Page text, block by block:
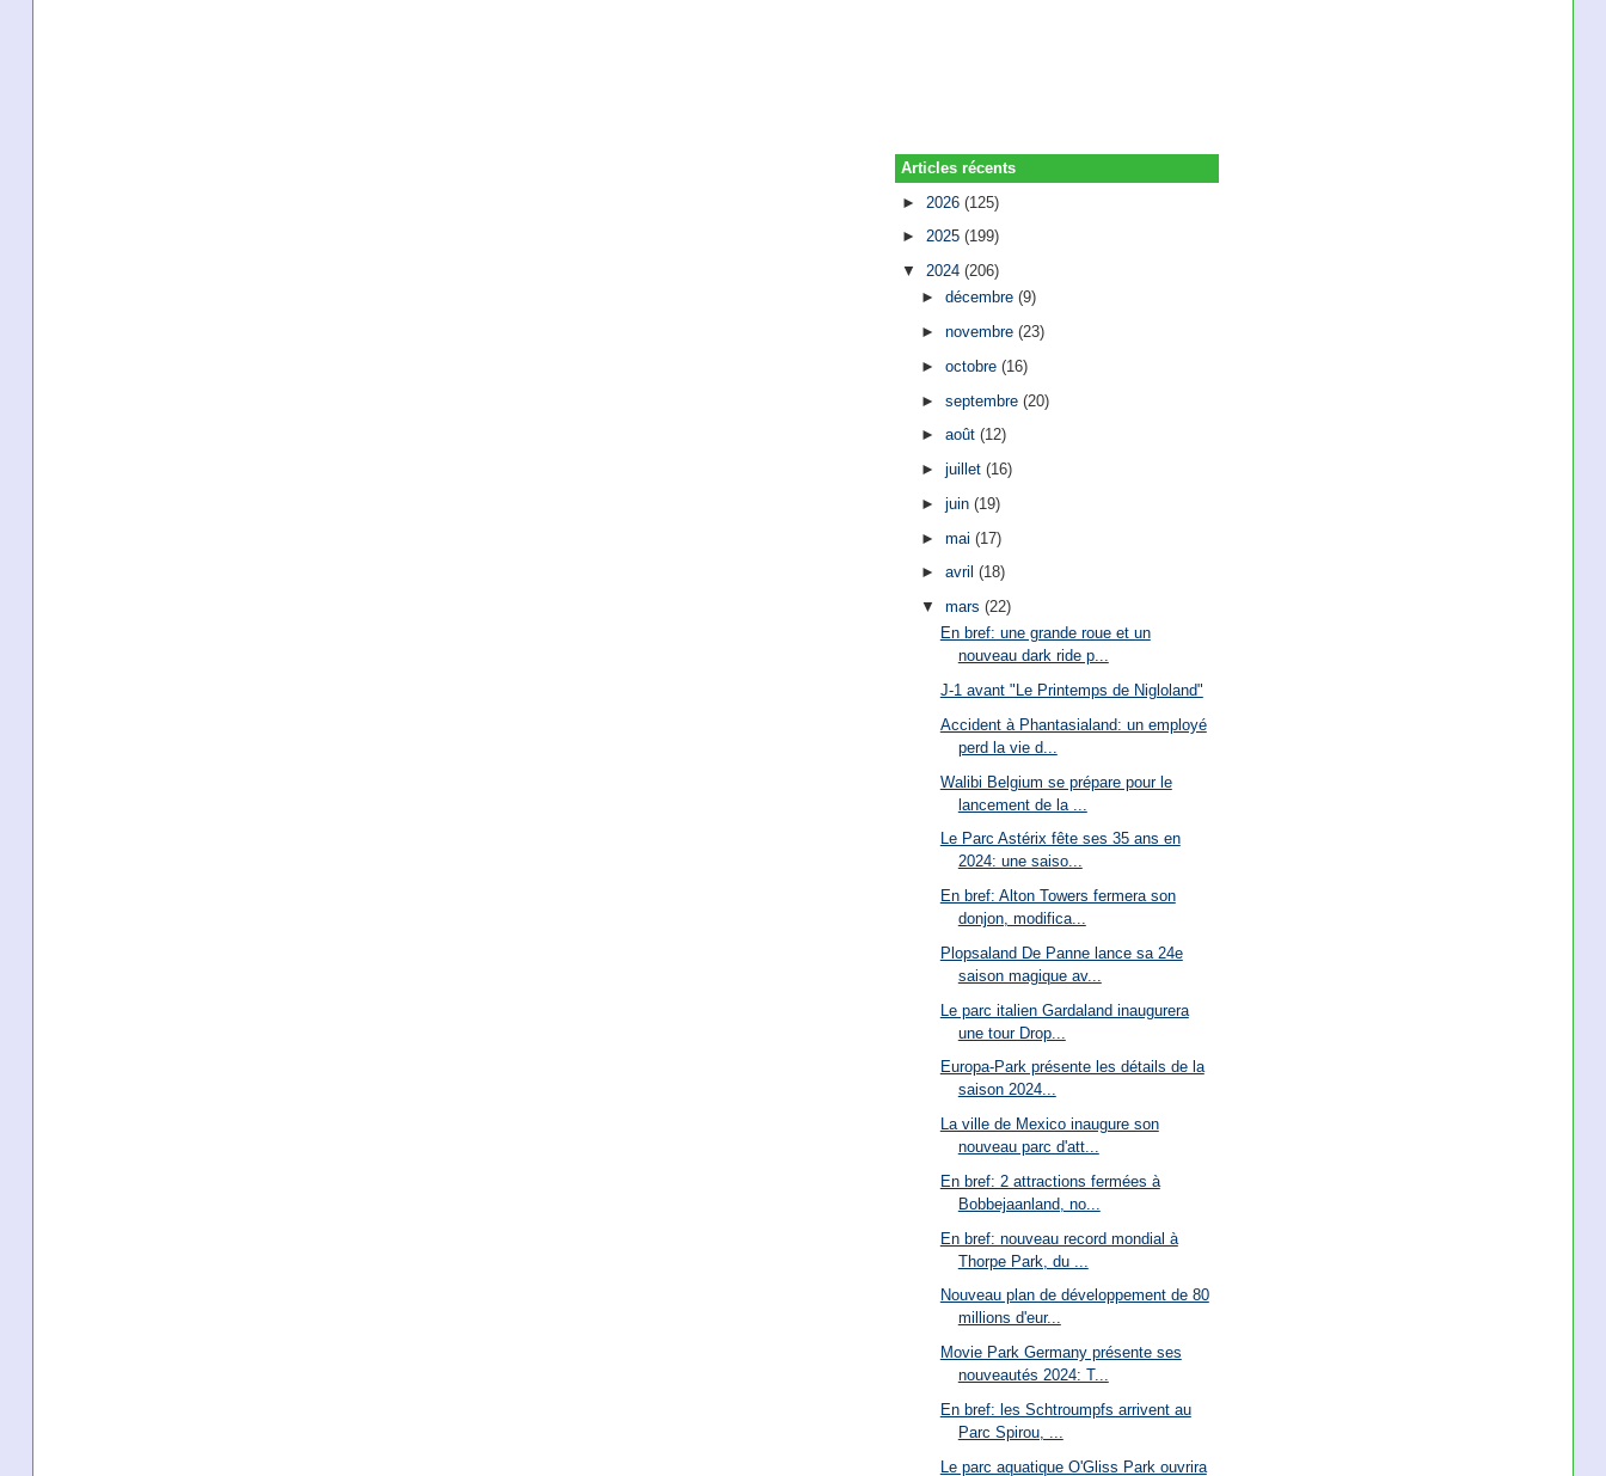
Articles récents
► 2026(125)
►2025(199)
▼2024(206)
► décembre (9)
► novembre (23)
► octobre (16)
► septembre (20)
► août (12)
► juillet (16)
► juin (19)
► mai (17)
► avril (18)
▼ mars (22)
En bref: une grande roue et un
nouveau dark ride p...
J-1 avant "Le Printemps de Nigloland"
Accident à Phantasialand: un employé
perd la vie d...
Walibi Belgium se prépare pour le
lancement de la ...
Le Parc Astérix fête ses 35 ans en
2024: une saiso...
En bref: Alton Towers fermera son
donjon, modifica...
Plopsaland De Panne lance sa 24e
saison magique av...
Le parc italien Gardaland inaugurera
une tour Drop...
Europa-Park présente les détails de la
saison 2024...
La ville de Mexico inaugure son
nouveau parc d'att...
En bref: 2 attractions fermées à
Bobbejaanland, no...
En bref: nouveau record mondial à
Thorpe Park, du ...
Nouveau plan de développement de 80
millions d'eur...
Movie Park Germany présente ses
nouveautés 2024: T...
En bref: les Schtroumpfs arrivent au
Parc Spirou, ...
Le parc aquatique O'Gliss Park ouvrira